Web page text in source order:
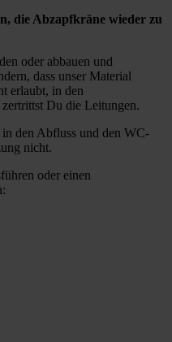
die Abzapfkräne wieder zu
oder abbauen und
dass unser Material
erlaubt, in den
zertrittst Du die Leitungen.
den Abfluss und den WC-
nicht.
oder einen